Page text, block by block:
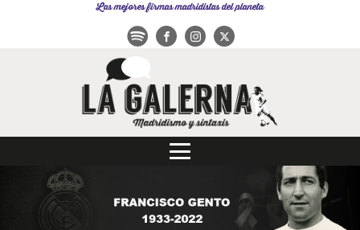
Las mejores firmas madridistas del planeta